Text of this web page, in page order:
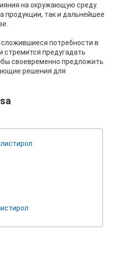
на окружающую среду.
продукции, так и дальнейшее
потребности в
стремится предугадать
своевременно предложить
решения для